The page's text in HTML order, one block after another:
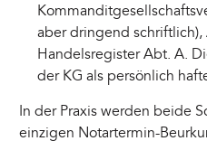
aber dringend
Handelsregister Abt. A.
der KG als persönlich
In der Praxis werden beide
einzigen Notartermin-